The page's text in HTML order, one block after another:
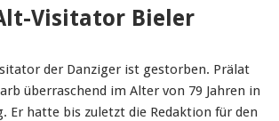
Visitator Bieler
der Danziger ist gestorben. Prälat
überraschend im Alter von 79 Jahren in
Er hatte bis zuletzt die Redaktion für den